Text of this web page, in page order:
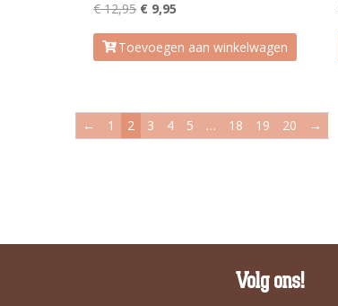
€12,95 Oorspronkelijke
prijs
was:
€ 9,95
prijs
is:
Toevoegen aan winkelwagen
← 1 2 3 4 5 … 18 19 20 →
Volg ons!